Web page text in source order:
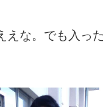
えな。でも入っ